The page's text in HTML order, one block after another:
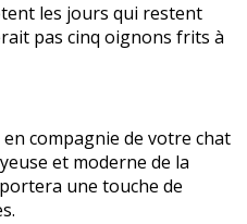
les jours qui restent
pas cinq oignons frits à
compagnie de votre chat
et moderne de la
une touche de